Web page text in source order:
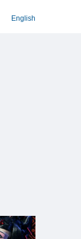
English